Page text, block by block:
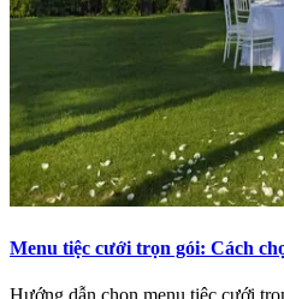
Menu tiệc cưới trọn gói: Cách
Hướng dẫn chọn menu tiệc cưới